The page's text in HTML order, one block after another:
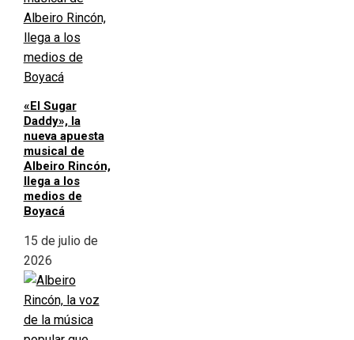
«El Sugar
Daddy», la
nueva apuesta
musical de
Albeiro Rincón,
llega a los
medios de
Boyacá
15 de julio de
2026